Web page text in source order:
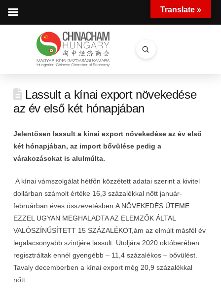
Search
Submit
Lassult a kínai export növekedése
az év első két hónapjában
Jelentősen lassult a kínai export növekedése az év első
két hónapjában, az import bővülése pedig a
várakozásokat is alulmúlta.
A kínai vámszolgálat hétfőn közzétett adatai szerint a kivitel
dollárban számolt értéke 16,3 százalékkal nőtt január-
februárban éves összevetésben. A NÖVEKEDÉS ÜTEME
EZZEL UGYAN MEGHALADTA AZ ELEMZŐK ÁLTAL
VALÓSZÍNŰSÍTETT 15 SZÁZALÉKOT,ám az elmúlt másfél év
legalacsonyabb szintjére lassult. Utoljára 2020 októberében
regisztráltak ennél gyengébb – 11,4 százalékos – bővülést.
Tavaly decemberben a kínai export még 20,9 százalékkal
nőtt.
Translate »